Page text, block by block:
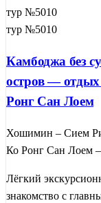
тур №5010
тур №5010
Камбоджа без
остров — отдых
Ронг Сан Лоем
Хошимин – Сием
Ко Ронг Сан Лоем
Лёгкий
знакомство с